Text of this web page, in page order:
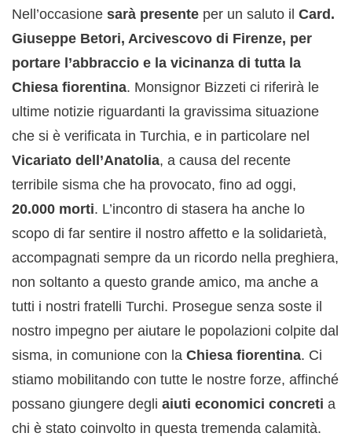
Nell’occasione sarà presente per un saluto il Card.
Giuseppe Betori, Arcivescovo di Firenze, per
portare l’abbraccio e la vicinanza di tutta la
Chiesa fiorentina. Monsignor Bizzeti ci riferirà le
ultime notizie riguardanti la gravissima situazione
che si è verificata in Turchia, e in particolare nel
Vicariato dell’Anatolia, a causa del recente
terribile sisma che ha provocato, fino ad oggi,
20.000 morti. L’incontro di stasera ha anche lo
scopo di far sentire il nostro affetto e la solidarietà,
accompagnati sempre da un ricordo nella preghiera,
non soltanto a questo grande amico, ma anche a
tutti i nostri fratelli Turchi. Prosegue senza soste il
nostro impegno per aiutare le popolazioni colpite dal
sisma, in comunione con la Chiesa fiorentina. Ci
stiamo mobilitando con tutte le nostre forze, affinché
possano giungere degli aiuti economici concreti a
chi è stato coinvolto in questa tremenda calamità.